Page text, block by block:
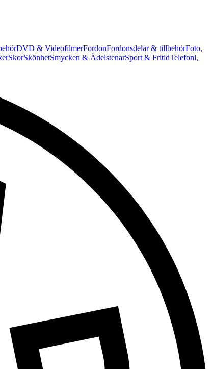
DVD & VideofilmerFordonFordonsdelar & tillbehörFoto,
SkorSkönhetSmycken & ÄdelstenarSport & FritidTelefoni,